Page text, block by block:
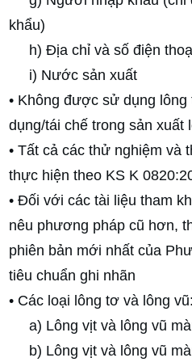
khẩu)
h) Địa chỉ và số điện
i) Nước sản xuất
• Không được sử dụng
dụng/tái chế trong sản xuất
• Tất cả các thử nghiệm và
thực hiện theo KS K
• Đối với các tài liệu tham
nêu phương pháp cũ hơn,
phiên bản mới nhất của
tiêu chuẩn ghi nhãn
• Các loại lông tơ và lông vũ:
a) Lông vịt và lông vũ
b) Lông vịt và lông vũ